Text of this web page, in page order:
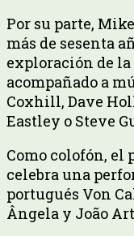
Por su parte,
más de sesenta
exploración de
acompañado a
Coxhill, Dave
Eastley o Steve
Como colofón, el
celebra una
portugués Von
Ângela y João